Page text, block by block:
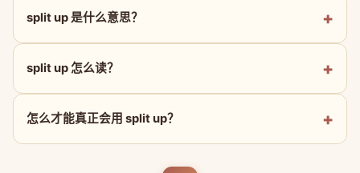
split up 是什么意思？
split up 怎么读？
怎么才能真正会用 split up？